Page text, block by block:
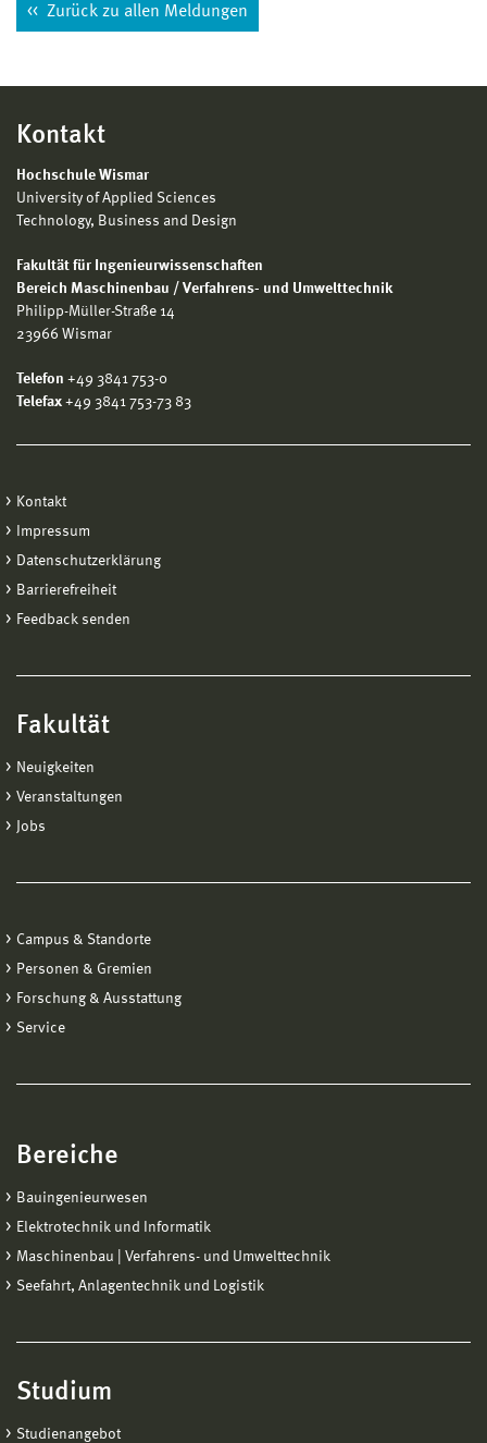
Zurück zu allen Meldungen
Kontakt
Hochschule Wismar
University of Applied Sciences
Technology, Business and Design
Fakultät für Ingenieurwissenschaften
Bereich Maschinenbau / Verfahrens- und Umwelttechnik
Philipp-Müller-Straße 14
23966 Wismar
Telefon +49 3841 753-0
Telefax +49 3841 753-73 83
Kontakt
Impressum
Datenschutzerklärung
Barrierefreiheit
Feedback senden
Fakultät
Neuigkeiten
Veranstaltungen
Jobs
Campus & Standorte
Personen & Gremien
Forschung & Ausstattung
Service
Bereiche
Bauingenieurwesen
Elektrotechnik und Informatik
Maschinenbau | Verfahrens- und Umwelttechnik
Seefahrt, Anlagentechnik und Logistik
Studium
Studienangebot